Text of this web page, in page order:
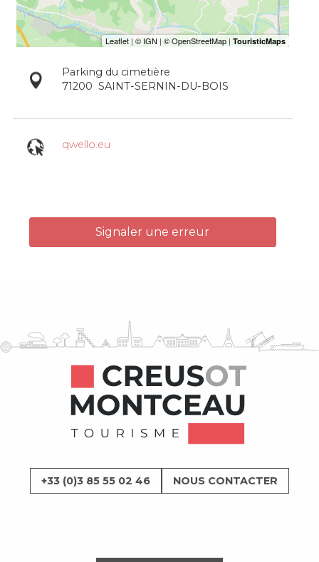
Parking du cimetière
71200 SAINT-SERNIN-DU-BOIS
qwello.eu
Signaler une erreur
+33 (0)3 85 55 02 46 NOUS CONTACTER